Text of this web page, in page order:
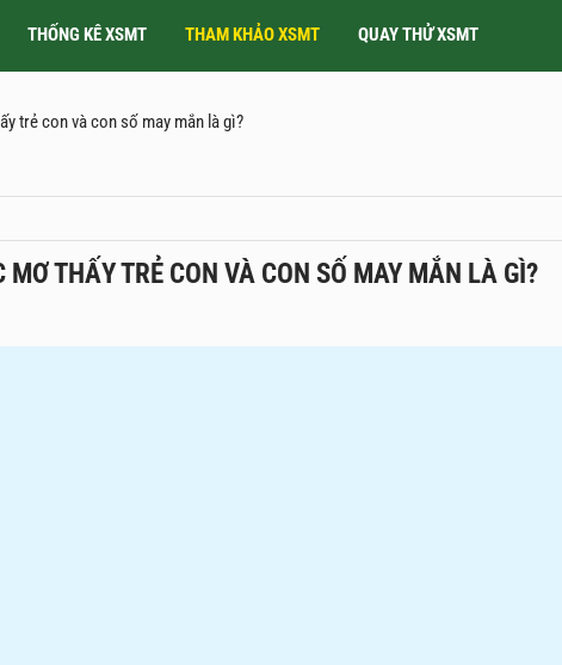
THỐNG KÊ XSMT THAM KHẢO XSMT QUAY THỬ XSMT
trẻ con và con số may mắn là gì?
THẤY TRẺ CON VÀ CON SỐ MAY MẮN LÀ GÌ?